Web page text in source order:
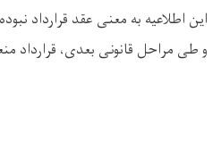
این اطلاعیه به معنی عقد قرارداد
و طی مراحل قانونی بعدی، قرارداد